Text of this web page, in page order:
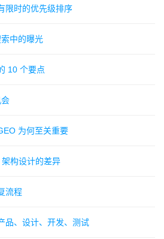
限时的优先级排序
中的曝光
10 个要点
为何至关重要
构设计的差异
流程
品、设计、开发、测试